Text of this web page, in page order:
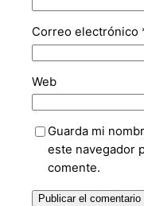
Correo electrónico
Web
Guarda mi
este navegador
comente.